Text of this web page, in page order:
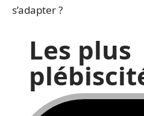
s’adapter ?
Les plus